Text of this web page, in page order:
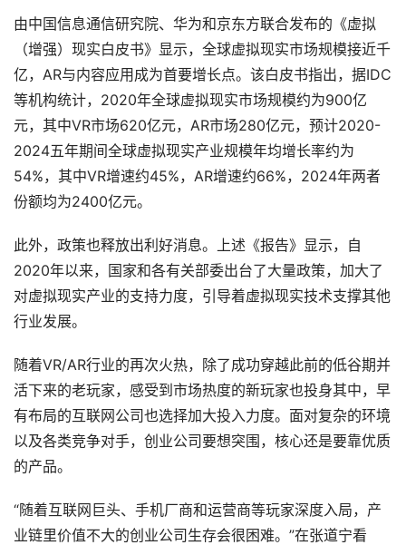
由中国信息通信研究院、华为和京东方联合发布的《虚拟
（增强）现实白皮书》显示，全球虚拟现实市场规模接近千
亿，AR与内容应用成为首要增长点。该白皮书指出，据IDC
等机构统计，2020年全球虚拟现实市场规模约为900亿
元，其中VR市场620亿元，AR市场280亿元，预计2020-
2024五年期间全球虚拟现实产业规模年均增长率约为
54%，其中VR增速约45%，AR增速约66%，2024年两者
份额均为2400亿元。
此外，政策也释放出利好消息。上述《报告》显示，自
2020年以来，国家和各有关部委出台了大量政策，加大了
对虚拟现实产业的支持力度，引导着虚拟现实技术支撑其他
行业发展。
随着VR/AR行业的再次火热，除了成功穿越此前的低谷期并
活下来的老玩家，感受到市场热度的新玩家也投身其中，早
有布局的互联网公司也选择加大投入力度。面对复杂的环境
以及各类竞争对手，创业公司要想突围，核心还是要靠优质
的产品。
“随着互联网巨头、手机厂商和运营商等玩家深度入局，产
业链里价值不大的创业公司生存会很困难。”在张道宁看